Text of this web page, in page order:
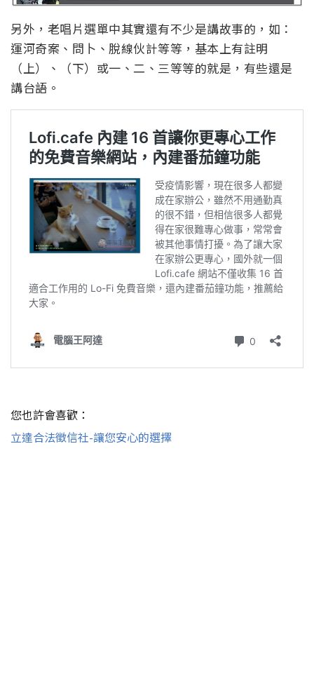
另外，老唱片選單中其實還有不少是講故事的，如：
運河奇案、問卜、脫線伙計等等，基本上有註明
（上）、（下）或一、二、三等等的就是，有些還是
講台語。
您也許會喜歡：
立達合法徵信社-讓您安心的選擇